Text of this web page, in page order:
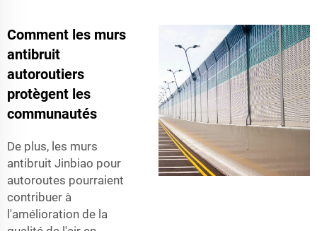
Comment les murs
antibruit
autoroutiers
protègent les
communautés
De plus, les murs
antibruit Jinbiao pour
autoroutes pourraient
contribuer à
l'amélioration de la